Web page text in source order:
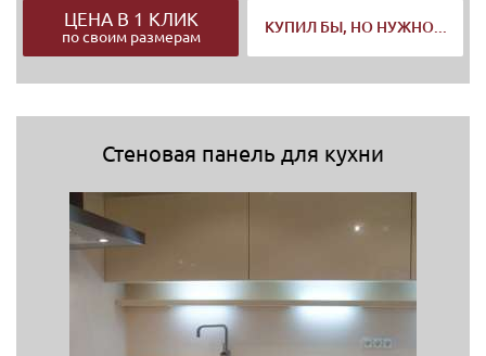
ЦЕНА В 1 КЛИК
по своим размерам
КУПИЛ БЫ, НО НУЖНО...
Стеновая панель для кухни